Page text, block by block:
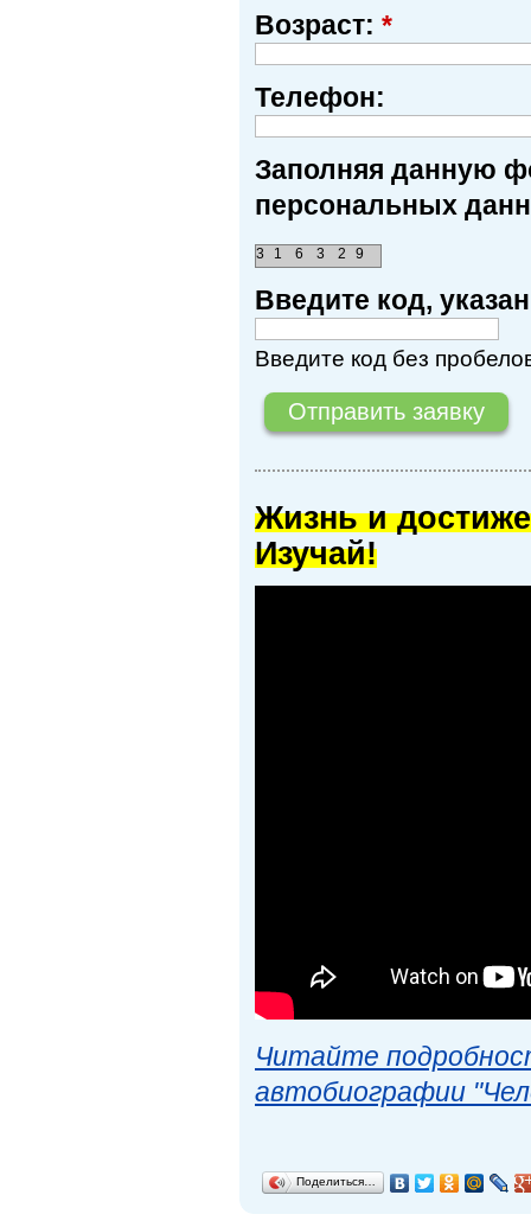
Возраст: *
Телефон:
Заполняя данную
персональных
3 1 6 2 9
3
Введите код,
Введите код без
Жизнь и
Изучай!
Читайте
автобиографии
Поделиться…